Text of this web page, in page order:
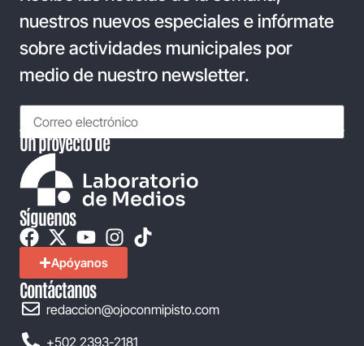
nuestros nuevos especiales e infórmate
sobre actividades municipales por
medio de nuestro newsletter.
Un proyecto de
Síguenos
Apóyanos
Contáctanos
redaccion@ojoconmipisto.com
+502 2393-2181